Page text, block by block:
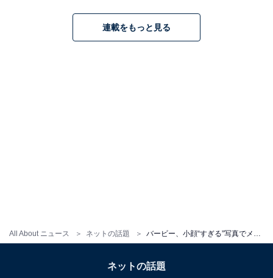
All About ニュース ネットの話題
連載をもっと見る
ネットの話題